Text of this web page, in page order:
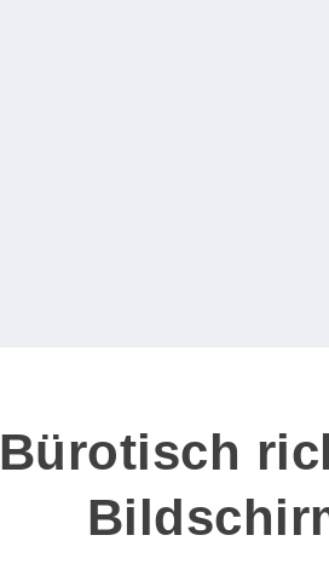
Bürotisch